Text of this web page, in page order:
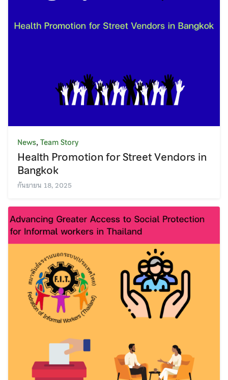
News, Team Story
Health Promotion for Street Vendors in
Bangkok
กันยายน 18, 2025